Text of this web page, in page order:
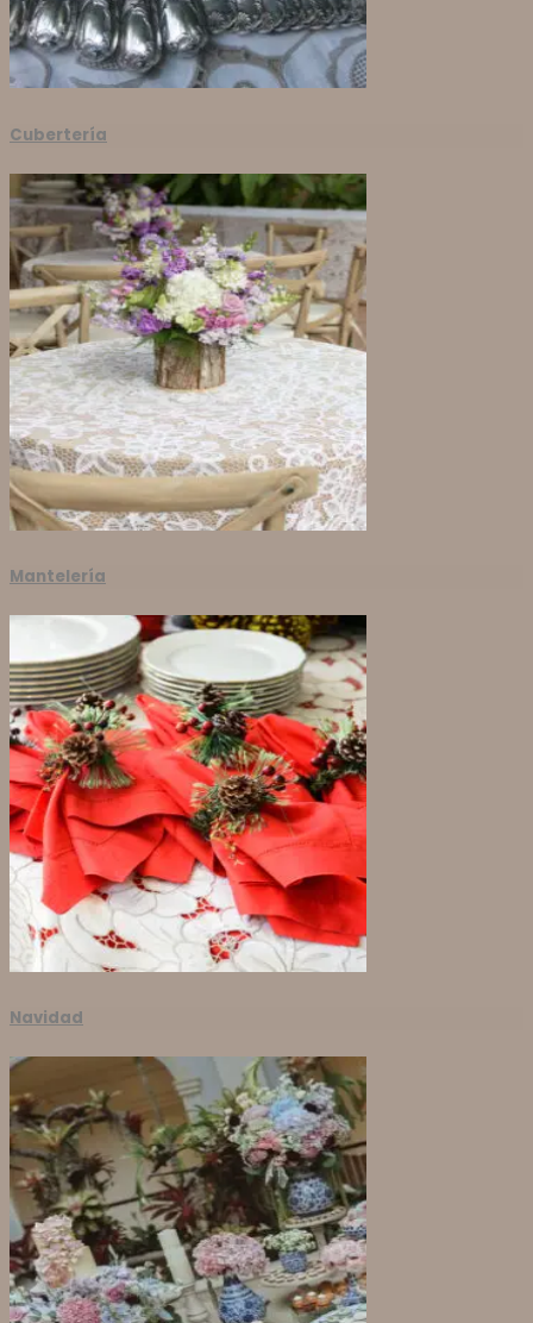
Cubertería
Mantelería
Navidad